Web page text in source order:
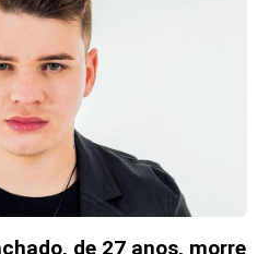
de 27 anos, morre